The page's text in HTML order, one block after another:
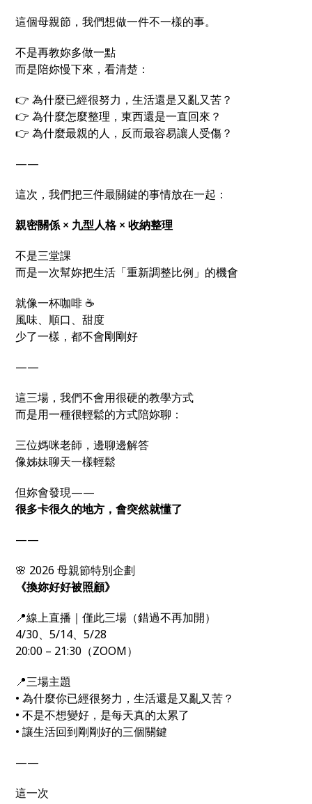
這個母親節，我們想做一件不一樣的事。
不是再教妳多做一點
而是陪妳慢下來，看清楚：
👉 為什麼已經很努力，生活還是又亂又苦？
👉 為什麼怎麼整理，東西還是一直回來？
👉 為什麼最親的人，反而最容易讓人受傷？
——
這次，我們把三件最關鍵的事情放在一起：
親密關係 × 九型人格 ×收納整理
不是三堂課
而是一次幫妳把生活「重新調整比例」的機會
就像一杯咖啡 ☕
風味、順口、甜度
少了一樣，都不會剛剛好
——
這三場，我們不會用很硬的教學方式
而是用一種很輕鬆的方式陪妳聊：
三位媽咪老師，邊聊邊解答
像姊妹聊天一樣輕鬆
但妳會發現——
很多卡很久的地方，會突然就懂了
——
🌸 2026 母親節特別企劃
《換妳好好被照顧》
📍線上直播｜僅此三場（錯過不再加開）
4/30、5/14、5/28
20:00 – 21:30（ZOOM）
📍三場主題
• 為什麼你已經很努力，生活還是又亂又苦？
• 不是不想變好，是每天真的太累了
• 讓生活回到剛剛好的三個關鍵
——
這一次